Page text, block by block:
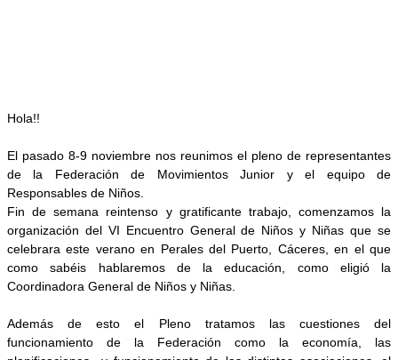
Hola!!
El pasado 8-9 noviembre nos reunimos el pleno de representantes
de la Federación de Movimientos Junior y el equipo de
Responsables de Niños.
Fin de semana reintenso y gratificante trabajo, comenzamos la
organización del VI Encuentro General de Niños y Niñas que se
celebrara este verano en Perales del Puerto, Cáceres, en el que
como sabéis hablaremos de la educación, como eligió la
Coordinadora General de Niños y Niñas.
Además de esto el Pleno tratamos las cuestiones del
funcionamiento de la Federación como la economía, las